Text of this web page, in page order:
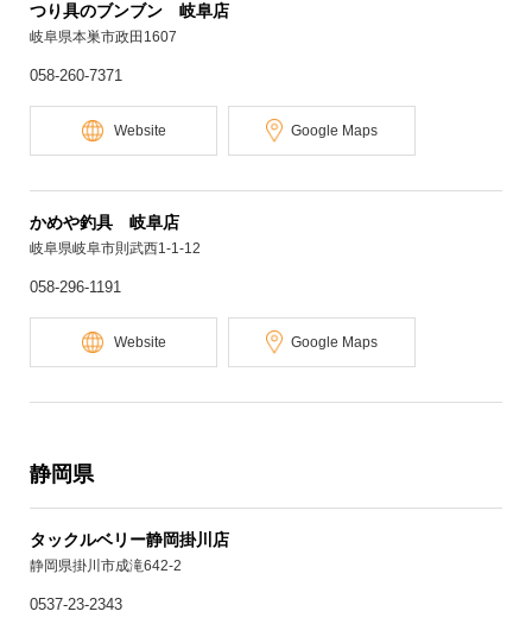
つり具のブンブン 岐阜店
岐阜県本巣市政田1607
058-260-7371
Website Google Maps
かめや釣具 岐阜店
岐阜県岐阜市則武西1-1-12
058-296-1191
Website Google Maps
静岡県
タックルベリー静岡掛川店
静岡県掛川市成滝642-2
0537-23-2343